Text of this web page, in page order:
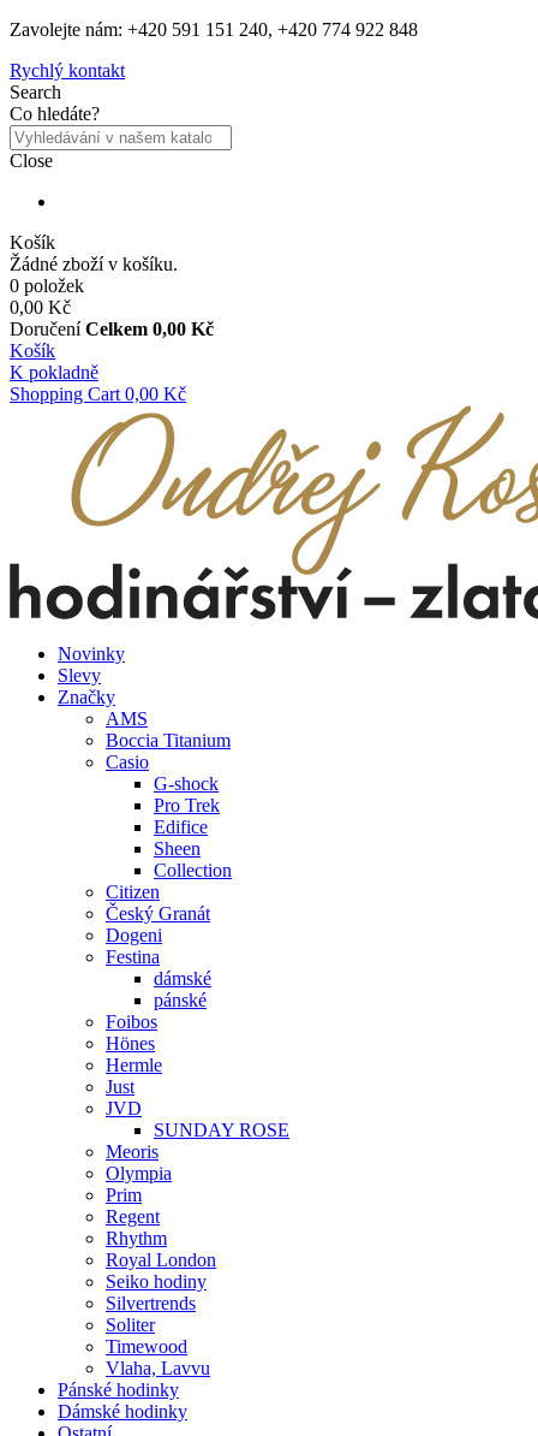
Zavolejte nám: +420 591 151 240, +420 774 922 848
Rychlý kontakt
Search
Co hledáte?
Close
Košík
Žádné zboží v košíku.
0 položek
0,00 Kč
Doručení Celkem 0,00 Kč
Košík
K pokladně
Shopping Cart 0,00 Kč
Novinky
Slevy
Značky
AMS
Boccia Titanium
Casio
G-shock
Pro Trek
Edifice
Sheen
Collection
Citizen
Český Granát
Dogeni
Festina
dámské
pánské
Foibos
Hönes
Hermle
Just
JVD
SUNDAY ROSE
Meoris
Olympia
Prim
Regent
Rhythm
Royal London
Seiko hodiny
Silvertrends
Soliter
Timewood
Vlaha, Lavvu
Pánské hodinky
Dámské hodinky